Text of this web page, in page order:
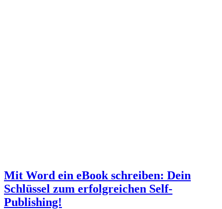
Mit Word ein eBook schreiben: Dein
Schlüssel zum erfolgreichen Self-
Publishing!